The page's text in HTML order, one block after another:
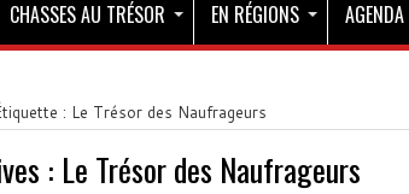
CHASSES AU TRÉSOR EN RÉGIONS AGENDA
: Le Trésor des Naufrageurs
: Le Trésor des Naufrageurs